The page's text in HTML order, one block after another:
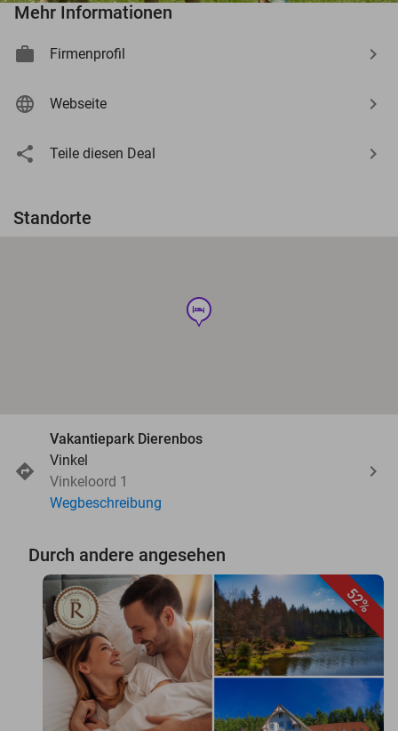
Mehr Informationen
Firmenprofil
Webseite
Teile diesen Deal
Standorte
hotel
Vakantiepark Dierenbos
Vinkel
Vinkeloord 1
Wegbeschreibung
Durch andere angesehen
52%